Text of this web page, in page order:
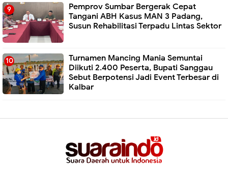
Pemprov Sumbar Bergerak Cepat
Tangani ABH Kasus MAN 3 Padang,
Susun Rehabilitasi Terpadu Lintas Sektor
Turnamen Mancing Mania Semuntai
Diikuti 2.400 Peserta, Bupati Sanggau
Sebut Berpotensi Jadi Event Terbesar di
Kalbar